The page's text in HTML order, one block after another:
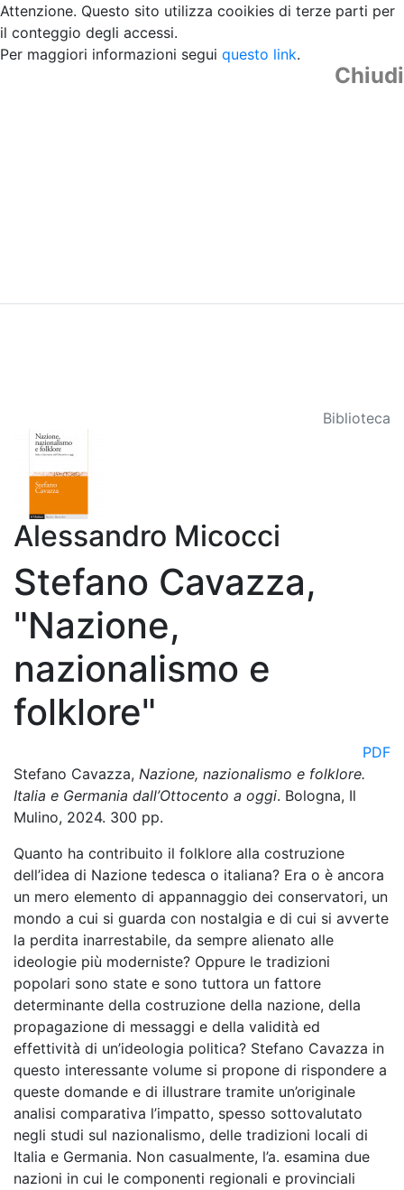
Attenzione. Questo sito utilizza cooikies di terze parti per
il conteggio degli accessi.
Per maggiori informazioni segui questo link.
Chiudi
Biblioteca
Alessandro Micocci
Stefano Cavazza,
"Nazione,
nazionalismo e
folklore"
PDF
Stefano Cavazza, Nazione, nazionalismo e folklore.
Italia e Germania dall’Ottocento a oggi. Bologna, Il
Mulino, 2024. 300 pp.
Quanto ha contribuito il folklore alla costruzione
dell’idea di Nazione tedesca o italiana? Era o è ancora
un mero elemento di appannaggio dei conservatori, un
mondo a cui si guarda con nostalgia e di cui si avverte
la perdita inarrestabile, da sempre alienato alle
ideologie più moderniste? Oppure le tradizioni
popolari sono state e sono tuttora un fattore
determinante della costruzione della nazione, della
propagazione di messaggi e della validità ed
effettività di un’ideologia politica? Stefano Cavazza in
questo interessante volume si propone di rispondere a
queste domande e di illustrare tramite un’originale
analisi comparativa l’impatto, spesso sottovalutato
negli studi sul nazionalismo, delle tradizioni locali di
Italia e Germania. Non casualmente, l’a. esamina due
nazioni in cui le componenti regionali e provinciali